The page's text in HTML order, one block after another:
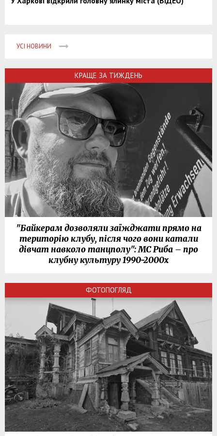
УСІ НОВИНИ
КРАЩЕ ЗА ТИЖДЕНЬ
"Байкерам дозволяли заїжджати прямо на
територію клубу, після чого вони катали
дівчат навколо танцполу": МС Риба – про
клубну культуру 1990-2000х
ФОТОПОГЛЯД